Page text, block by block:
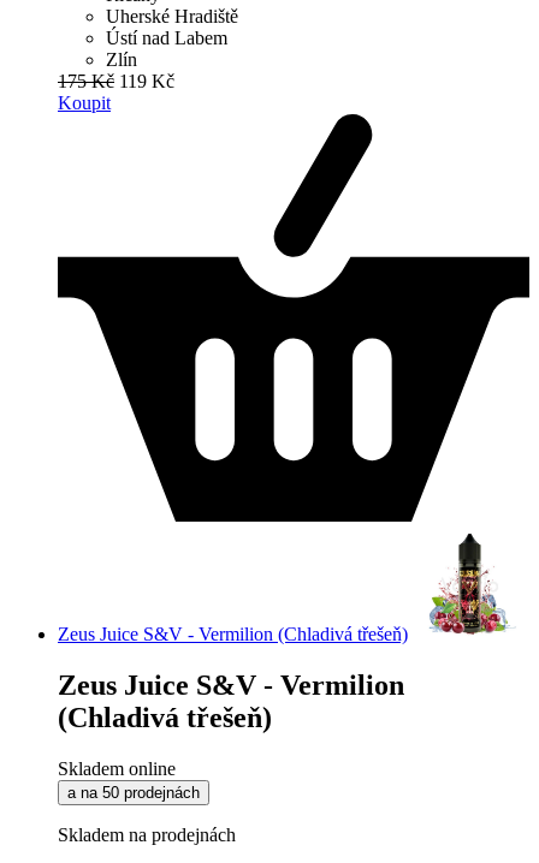
Uherské Hradiště
Ústí nad Labem
Zlín
175 Kč 119 Kč
Koupit
Zeus Juice S&V - Vermilion (Chladivá třešeň)
Zeus Juice S&V - Vermilion
(Chladivá třešeň)
Skladem online
a na 50 prodejnách
Skladem na prodejnách